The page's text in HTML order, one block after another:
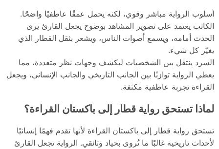
أسلوب الرواية مباشر وقوي، لكنه يحمل عمقًا عاطفيًا واضحًا.
الكاتب يعتمد على تصوير المشاهد بوضوح يجعل القارئ يرى
الحدث أمامه، ويسمع أصوات الناس، ويشعر بثقل القطار الذي
يغيّر كل شيء.
السرد ينتقل بين الشخصيات ليكشف وجهات نظر متعددة، مما
يعطي الرواية توازنًا بين الجانب التاريخي والجانب الإنساني، ويجعل
القراءة تجربة عاطفية مكثفة.
لماذا تستحق رواية قطار إلى باكستان القراءة؟
تستحق رواية قطار إلى باكستان القراءة لأنها تقدم فهمًا إنسانيًا
لأحداث تاريخية غالبًا ما تُروى بحياد وثائقي. الرواية تجعل القارئ